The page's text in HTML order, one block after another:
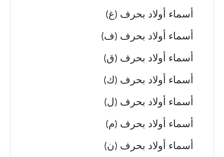
أسماء أولاد بحرف (غ)
أسماء أولاد بحرف (ف)
أسماء أولاد بحرف (ق)
أسماء أولاد بحرف (ك)
أسماء أولاد بحرف (ل)
أسماء أولاد بحرف (م)
أسماء أولاد بحرف (ن)